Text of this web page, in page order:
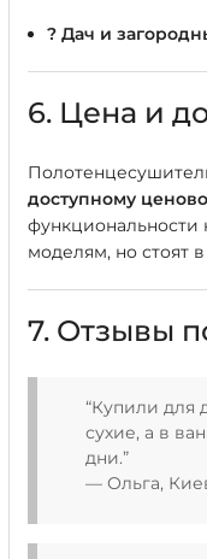
? Дач и
6. Цена и
доступному
функциональности
моделям, но стоят в
7. Отзывы
“Купили для
сухие, а в
дни.”
— Ольга,